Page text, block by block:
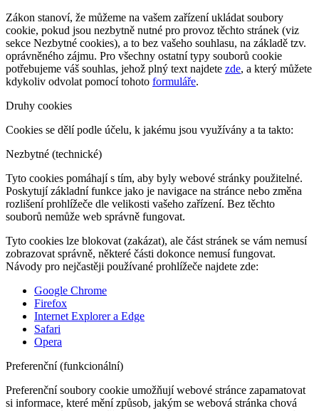
Zákon stanoví, že můžeme na vašem zařízení ukládat soubory
cookie, pokud jsou nezbytně nutné pro provoz těchto stránek (viz
sekce Nezbytné cookies), a to bez vašeho souhlasu, na základě tzv.
oprávněného zájmu. Pro všechny ostatní typy souborů cookie
potřebujeme váš souhlas, jehož plný text najdete zde, a který můžete
kdykoliv odvolat pomocí tohoto formuláře.
Druhy cookies
Cookies se dělí podle účelu, k jakému jsou využívány a ta takto:
Nezbytné (technické)
Tyto cookies pomáhají s tím, aby byly webové stránky použitelné.
Poskytují základní funkce jako je navigace na stránce nebo změna
rozlišení prohlížeče dle velikosti vašeho zařízení. Bez těchto
souborů nemůže web správně fungovat.
Tyto cookies lze blokovat (zakázat), ale část stránek se vám nemusí
zobrazovat správně, některé části dokonce nemusí fungovat.
Návody pro nejčastěji používané prohlížeče najdete zde:
Google Chrome
Firefox
Internet Explorer a Edge
Safari
Opera
Preferenční (funkcionální)
Preferenční soubory cookie umožňují webové stránce zapamatovat
si informace, které mění způsob, jakým se webová stránka chová